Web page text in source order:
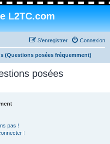
L2TC.com
Connexion
S’enregistrer
(Questions posées fréquemment)
posées
pas !
!